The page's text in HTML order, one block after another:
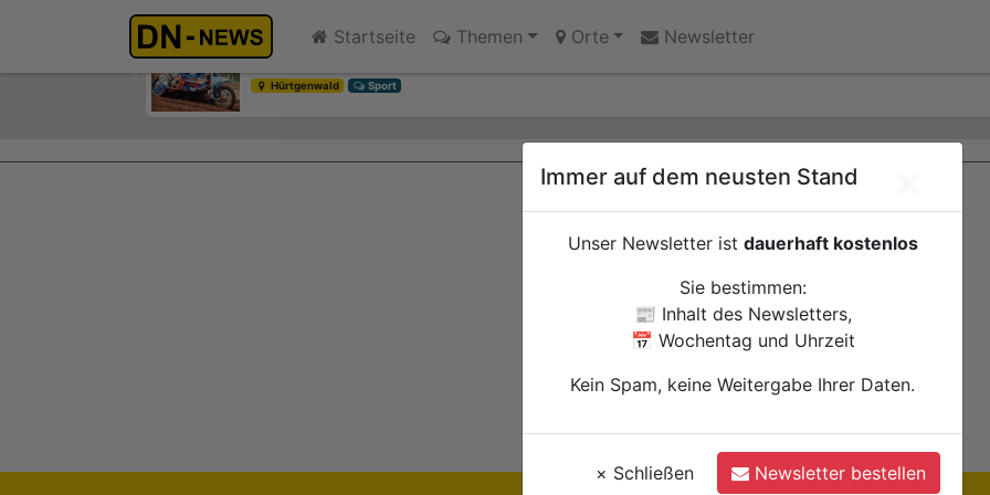
Startseite Themen Orte Newsletter
Motocross-WM: Keine großen Sprünge in Litauen
Hürtgenwald
Sport
Previous
Ihre Anzeige hier?
Immer auf dem neusten Stand
Unser Newsletter ist dauerhaft kostenlos
Sie bestimmen:
📰 Inhalt des Newsletters,
📅 Wochentag und Uhrzeit
Kein Spam, keine Weitergabe Ihrer Daten.
× Schließen Newsletter bestellen